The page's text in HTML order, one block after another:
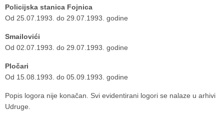
Policijska stanica Fojnica
Od 25.07.1993. do 29.07.1993. godine
Smailovići
Od 02.07.1993. do 29.07.1993. godine
Pločari
Od 15.08.1993. do 05.09.1993. godine
Popis logora nije konačan. Svi evidentirani logori se nalaze u arhivi
Udruge.